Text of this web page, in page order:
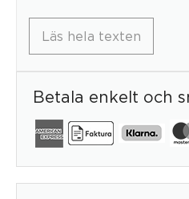
Läs hela texten
Betala enkelt och